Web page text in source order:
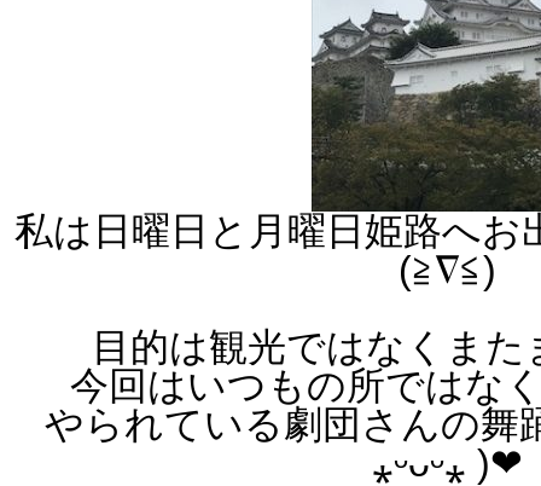
私は日曜日と月曜日姫路へ
(≧∇≦)
目的は観光ではなくま
今回はいつもの所ではな
やられている劇団さんの舞
⁎ᵕᴗᵕ⁎ )❤︎